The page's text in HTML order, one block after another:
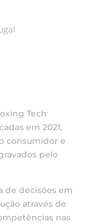
Tech
em 2021,
consumidor e
pelo
de decisões em
através de
nas